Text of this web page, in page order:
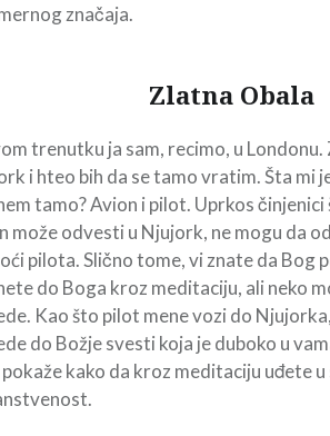
značaja.
Zlatna Obala
trenutku ja sam, recimo, u
i hteo bih da se tamo vratim. Šta mi
tamo? Avion i pilot. Uprkos činjenici
može odvesti u Njujork, ne mogu da
pilota. Slično tome, vi znate da Bog
do Boga kroz meditaciju, ali neko
Kao što pilot mene vozi do
do Božje svesti koja je duboko u
kako da kroz meditaciju uđete